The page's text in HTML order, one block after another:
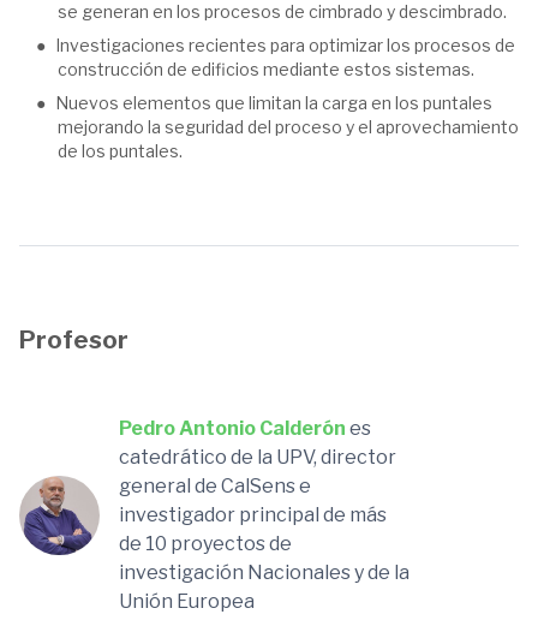
se generan en los procesos de cimbrado y descimbrado.
Investigaciones recientes para optimizar los procesos de
construcción de edificios mediante estos sistemas.
Nuevos elementos que limitan la carga en los puntales
mejorando la seguridad del proceso y el aprovechamiento
de los puntales.
Profesor
Pedro Antonio Calderón es
catedrático de la UPV, director
general de CalSens e
investigador principal de más
de 10 proyectos de
investigación Nacionales y de la
Unión Europea